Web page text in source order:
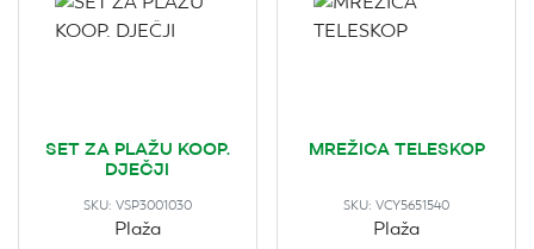
SET ZA PLAŽU KOOP.
DJEČJI
SKU: VSP3001030
Plaža
MREŽICA TELESKOP
SKU:VCY5651540
Plaža